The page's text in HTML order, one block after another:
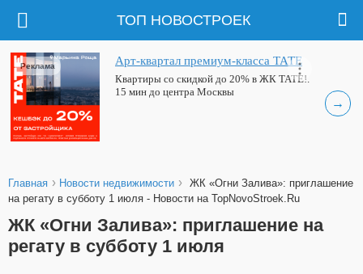
ТОП НОВОСТРОЕК
→
Арт-квартал премиум-класса ТАТЕ
Квартиры со скидкой до 20% в ЖК ТАТЕ!.
15 мин до центра Москвы
Реклама
Главная › Новости недвижимости › ЖК «Огни Залива»: приглашение
на регату в субботу 1 июля - Новости на TopNovoStroek.Ru
ЖК «Огни Залива»: приглашение на
регату в субботу 1 июля